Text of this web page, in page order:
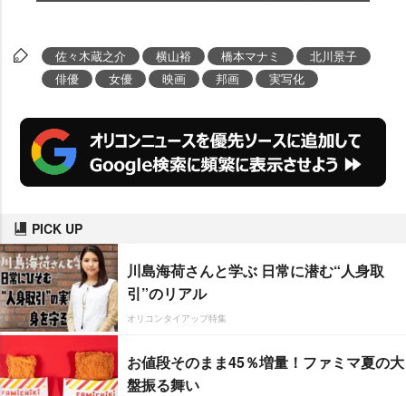
佐々木蔵之介 横山裕 橋本マナミ
北川景子
俳優
女優 映画 邦画 実写化
PICK UP
川島海荷さんと学ぶ 日常に潜む“人身取
引”のリアル
オリコンタイアップ特集
お値段そのまま45％増量！ファミマ夏の大
盤振る舞い